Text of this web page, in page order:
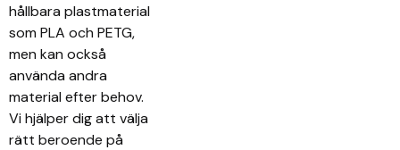
hållbara plastmaterial
som PLA och PETG,
men kan också
använda andra
material efter behov.
Vi hjälper dig att välja
rätt beroende på